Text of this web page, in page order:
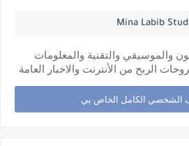
Mina Labib
والموسيقي والتقنية والمعلومات
الربح من الأنترنت والاخبار العامة
الشخصي الكامل الخاص بي